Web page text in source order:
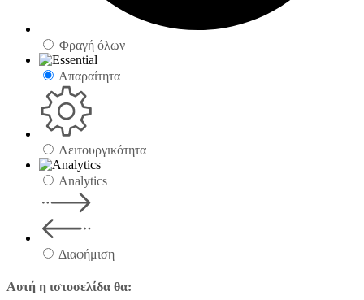
Φραγή όλων
Απαραίτητα
Λειτουργικότητα
Analytics
Διαφήμιση
Αυτή η ιστοσελίδα θα: